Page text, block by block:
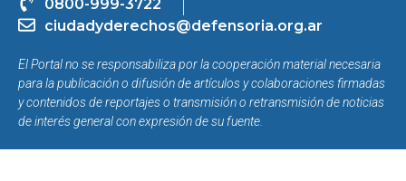
0800-999-3722
ciudadyderechos@defensoria.org.ar
El Portal no se responsabiliza por la cooperación material necesaria
para la publicación o difusión de artículos y colaboraciones firmadas
y contenidos de reportajes o transmisión o retransmisión de noticias
de interés general con expresión de su fuente.